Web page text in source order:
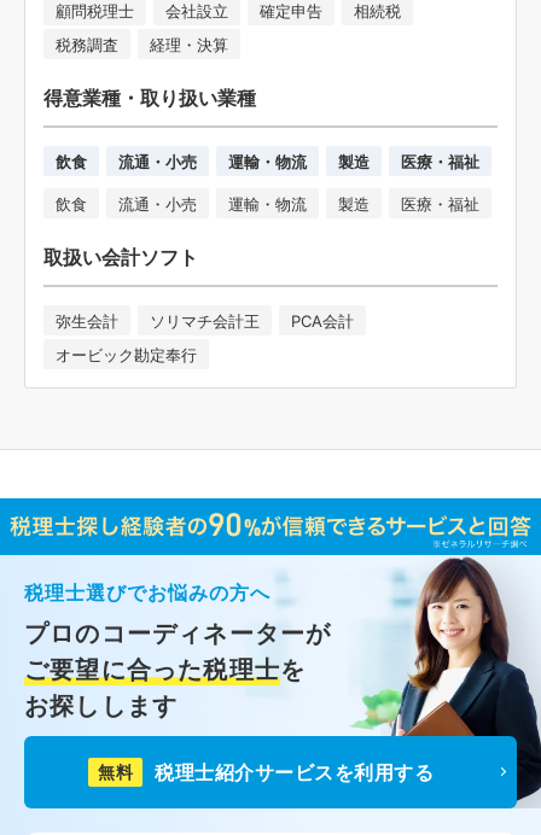
顧問税理士 会社設立 確定申告
相続税
税務調査
経理・決算
得意業種・取り扱い業種
飲食 流通・小売 運輸・物流 製造 医療・福祉
飲食 流通・小売 運輸・物流 製造 医療・福祉
取扱い会計ソフト
弥生会計 ソリマチ会計王
PCA会計
オービック勘定奉行
税理士選びでお悩みの方へ
プロのコーディネーターが
ご要望に合った税理士を
お探しします
無料 税理士紹介サービスを利用する